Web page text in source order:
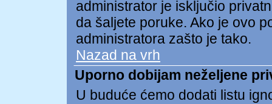
administrator je isključio
da šaljete poruke. Ako je ovo
administratora zašto je tako.
Nazad na vrh
Uporno dobijam neželjene
U buduće ćemo dodati listu